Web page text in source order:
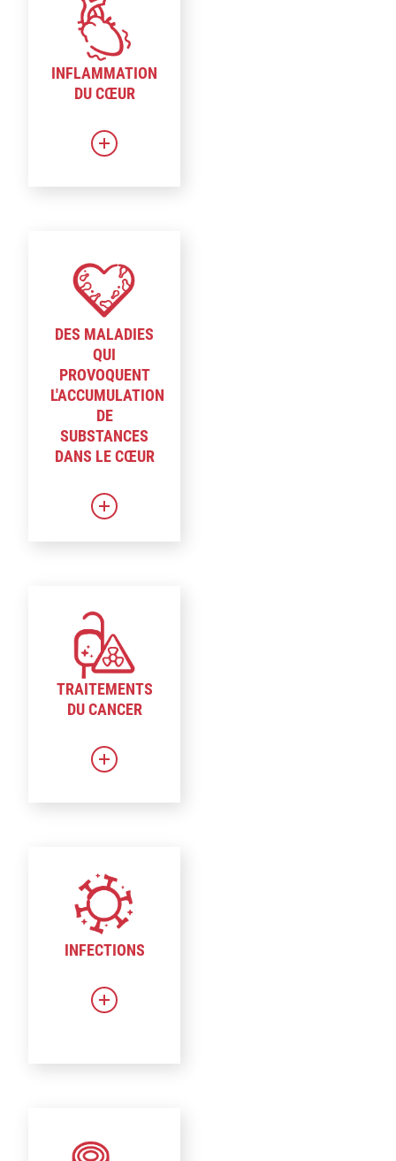
INFLAMMATION
DU CŒUR
DES MALADIES
QUI
PROVOQUENT
L'ACCUMULATION
DE
SUBSTANCES
DANS LE CŒUR
TRAITEMENTS
DU CANCER
INFECTIONS